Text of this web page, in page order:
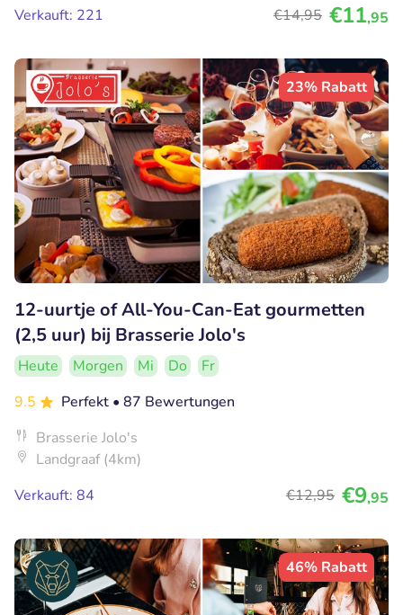
Verkauft: 221
€14,95 €11,95
23% Rabatt
12-uurtje of All-You-Can-Eat gourmetten
(2,5 uur) bij Brasserie Jolo's
Heute Morgen Mi Do
Fr
9.5
Perfekt • 87 Bewertungen
Brasserie Jolo's
Landgraaf (4km)
Verkauft: 84
€12,95 €9,95
46% Rabatt